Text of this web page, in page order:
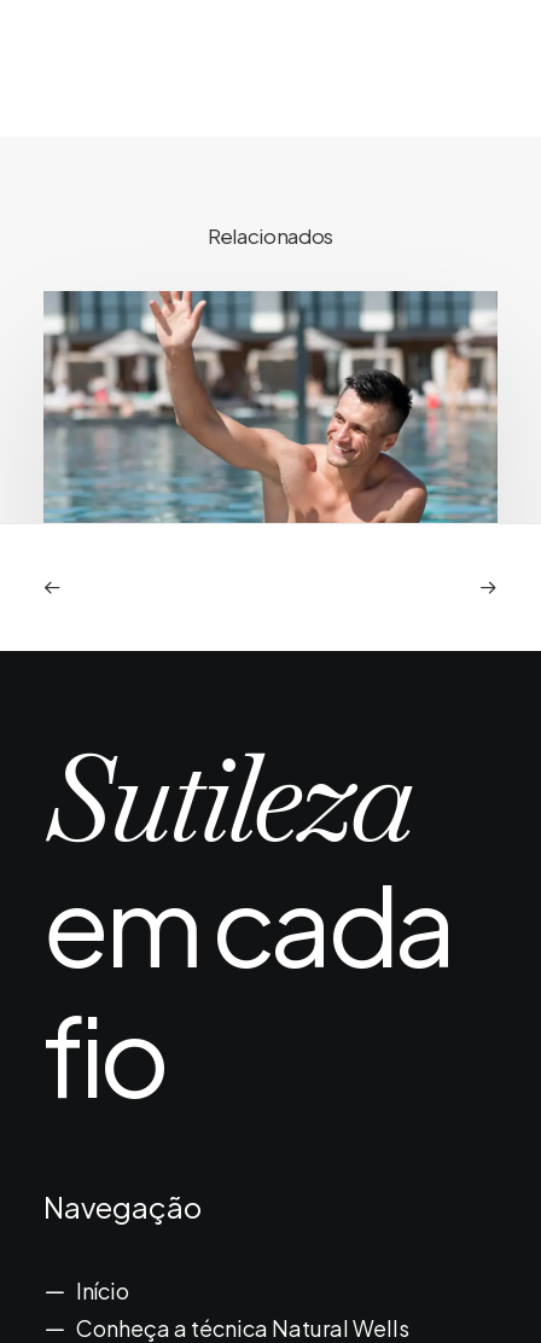
Relacionados
Piscina e mar após transplante capilar:
depois de um transplante capilar…
Sutileza
em cada
fio
Navegação
Início
Conheça a técnica Natural Wells